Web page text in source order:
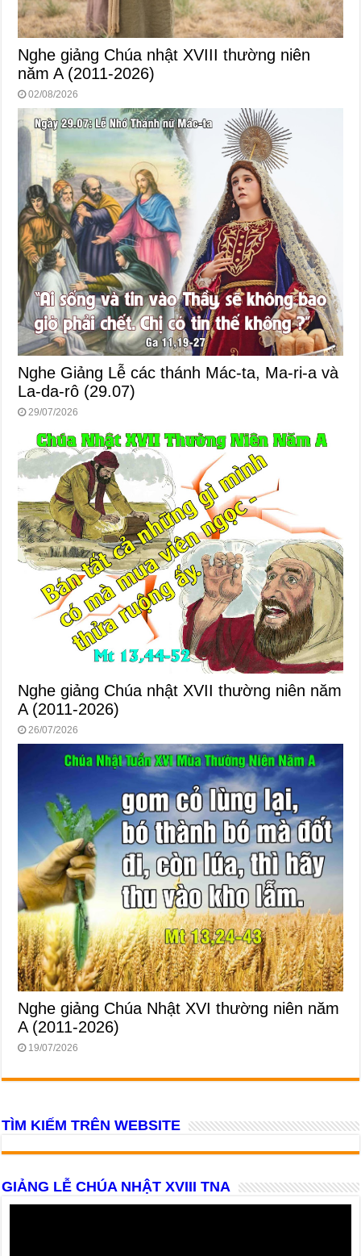
Nghe giảng Chúa nhật XVIII thường niên
năm A (2011-2026)
02/08/2026
Nghe Giảng Lễ các thánh Mác-ta, Ma-ri-a và
La-da-rô (29.07)
29/07/2026
Nghe giảng Chúa nhật XVII thường niên năm
A (2011-2026)
26/07/2026
Nghe giảng Chúa Nhật XVI thường niên năm
A (2011-2026)
19/07/2026
TÌM KIẾM TRÊN WEBSITE
GIẢNG LỄ CHÚA NHẬT XVIII TNA